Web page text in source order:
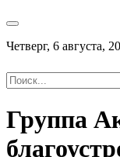
Четверг, 6 августа,
Группа